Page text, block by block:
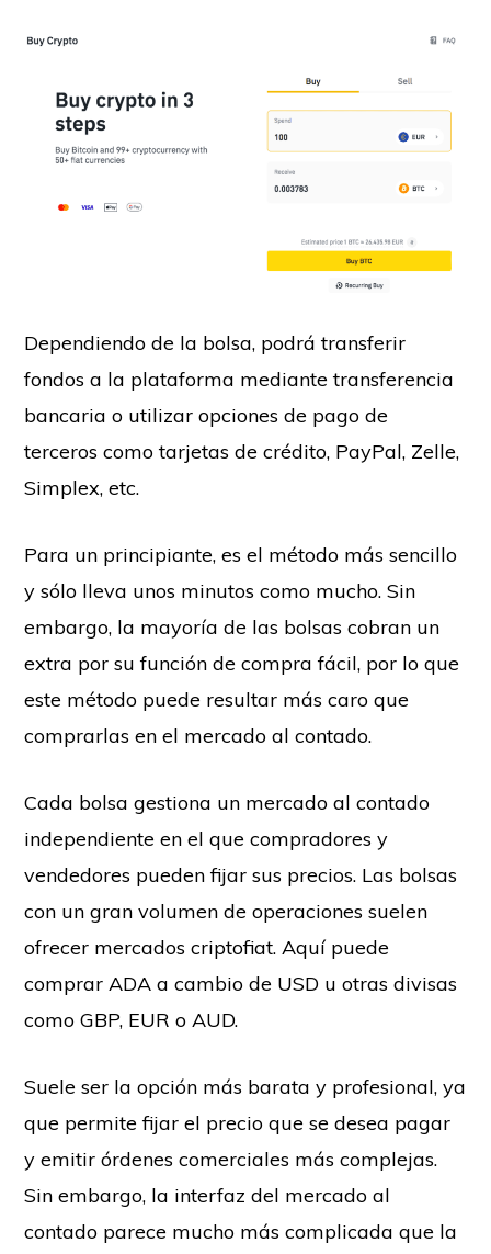
Dependiendo de la bolsa, podrá transferir
fondos a la plataforma mediante transferencia
bancaria o utilizar opciones de pago de
terceros como tarjetas de crédito, PayPal, Zelle,
Simplex, etc.
Para un principiante, es el método más sencillo
y sólo lleva unos minutos como mucho. Sin
embargo, la mayoría de las bolsas cobran un
extra por su función de compra fácil, por lo que
este método puede resultar más caro que
comprarlas en el mercado al contado.
Cada bolsa gestiona un mercado al contado
independiente en el que compradores y
vendedores pueden fijar sus precios. Las bolsas
con un gran volumen de operaciones suelen
ofrecer mercados criptofiat. Aquí puede
comprar ADA a cambio de USD u otras divisas
como GBP, EUR o AUD.
Suele ser la opción más barata y profesional, ya
que permite fijar el precio que se desea pagar
y emitir órdenes comerciales más complejas.
Sin embargo, la interfaz del mercado al
contado parece mucho más complicada que la